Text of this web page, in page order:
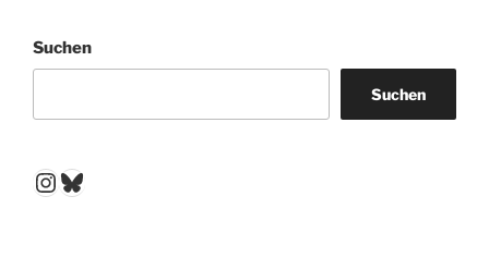
Suchen
Suchen
Instagram
Bluesky